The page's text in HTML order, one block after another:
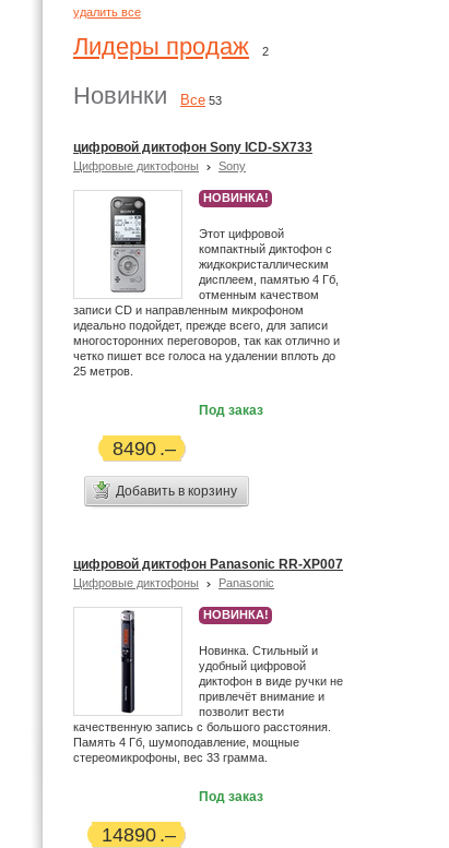
удалить все
Лидеры продаж 2
Новинки Все 53
цифровой диктофон Sony ICD-SX733
Цифровые диктофоны Sony
НОВИНКА!
Этот цифровой
компактный диктофон с
жидкокристаллическим
дисплеем, памятью 4 Гб,
отменным качеством
записи CD и направленным микрофоном
идеально подойдет, прежде всего, для записи
многосторонних переговоров, так как отлично и
четко пишет все голоса на удалении вплоть до
25 метров.
Под заказ
8490
Добавить в корзину
цифровой диктофон Panasonic RR-XP007
Цифровые диктофоны Panasonic
НОВИНКА!
Новинка. Стильный и
удобный цифровой
диктофон в виде ручки не
привлечёт внимание и
позволит вести
качественную запись c большого расстояния.
Память 4 Гб, шумоподавление, мощные
стереомикрофоны, вес 33 грамма.
Под заказ
14890